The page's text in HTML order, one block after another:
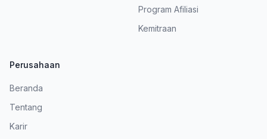
Program Afiliasi
Kemitraan
Perusahaan
Beranda
Tentang
Karir